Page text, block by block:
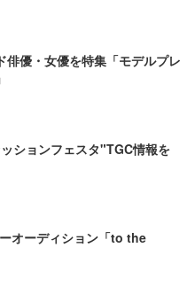
俳優・女優を特集「モデルプレ
ションフェスタ"TGC情報を
オーディション「to the